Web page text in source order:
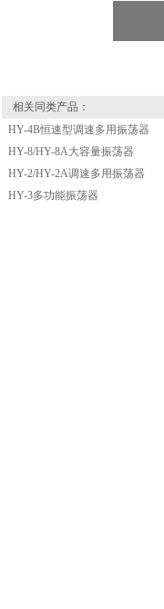
相关同类产品：
HY-4B恒速型调速多用振荡器
HY-8/HY-8A大容量振荡器
HY-2/HY-2A调速多用振荡器
HY-3多功能振荡器